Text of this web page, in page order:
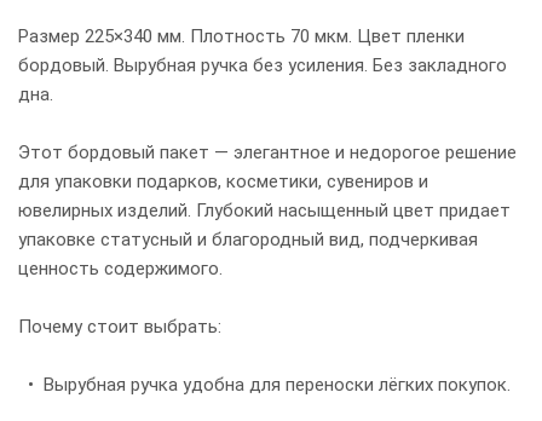
Размер 225×340 мм. Плотность 70 мкм. Цвет пленки
бордовый. Вырубная ручка без усиления. Без закладного
дна.
Этот бордовый пакет — элегантное и недорогое решение
для упаковки подарков, косметики, сувениров и
ювелирных изделий. Глубокий насыщенный цвет придает
упаковке статусный и благородный вид, подчеркивая
ценность содержимого.
Почему стоит выбрать:
• Вырубная ручка удобна для переноски лёгких покупок.